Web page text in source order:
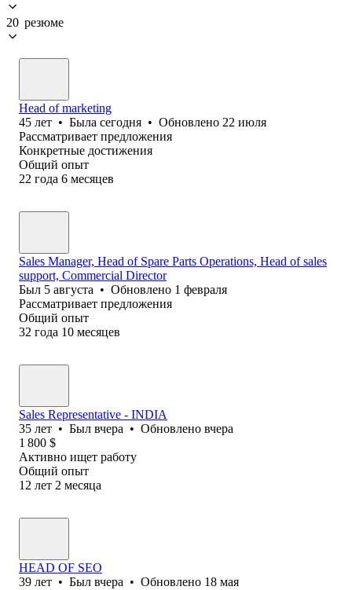
20 резюме
Head of marketing
45 лет • Была сегодня • Обновлено 22 июля
Рассматривает предложения
Конкретные достижения
Общий опыт
22 года 6 месяцев
Sales Manager, Head of Spare Parts Operations, Head of sales
support, Commercial Director
Был 5 августа • Обновлено 1 февраля
Рассматривает предложения
Общий опыт
32 года 10 месяцев
Sales Representative - INDIA
35 лет • Был вчера • Обновлено вчера
1 800 $
Активно ищет работу
Общий опыт
12 лет 2 месяца
HEAD OF SEO
39 лет • Был вчера • Обновлено 18 мая